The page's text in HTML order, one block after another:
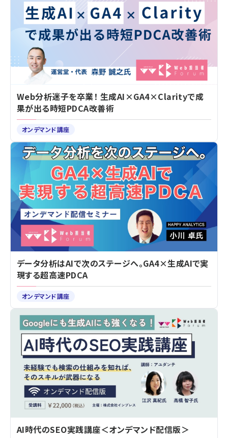
Web分析迷子を卒業！ 生成AI×GA4×Clarityで成
果が出る時短PDCA改善術
オンデマンド講座
データ分析はAIで次のステージへ。GA4×生成AIで実
現する超高速PDCA
オンデマンド講座
AI時代のSEO実践講座＜オンデマンド配信版＞